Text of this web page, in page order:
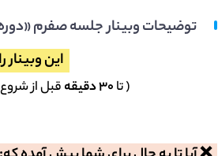
توضیحات وبینار جلسه صفرم
این
( تا۳۰ دقیقه قبل از